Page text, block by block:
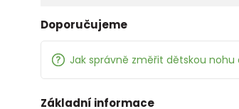
Doporučujeme
Jak správně změřit dětskou
Základní informace